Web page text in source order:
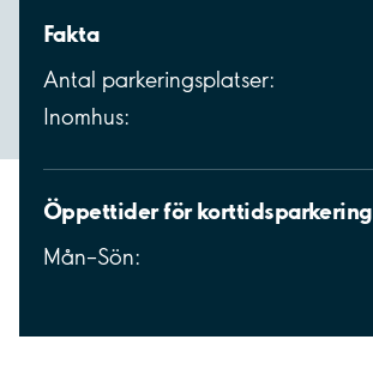
Fakta
Antal parkeringsplatser:
Inomhus:
Öppettider för korttidsparkering
Mån–Sön: